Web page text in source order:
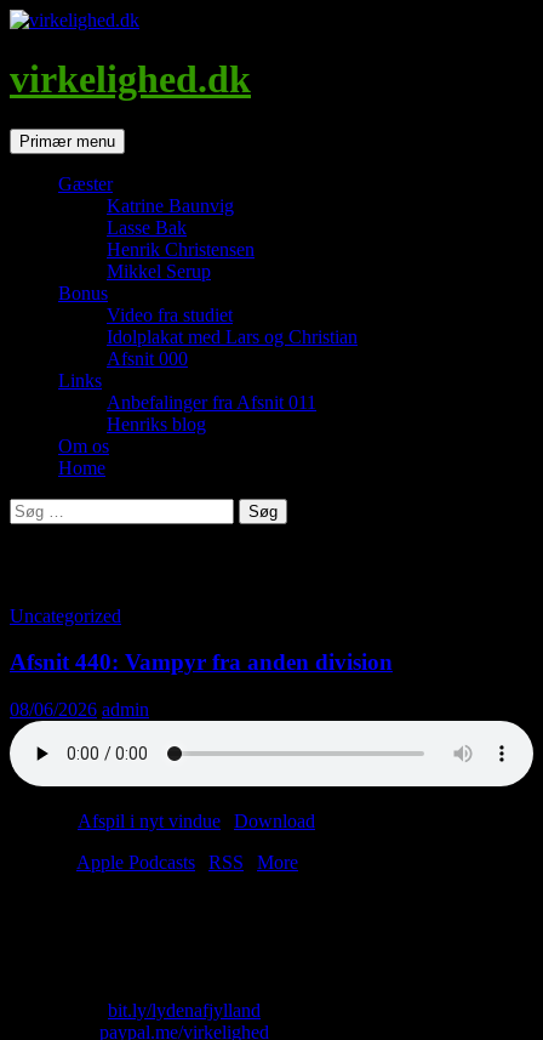
Hop
indhold
virkelighed.dk
SøgPrimær menu
Gæster
Katrine Baunvig
Lasse Bak
Henrik Christensen
Mikkel Serup
Bonus
Video fra studiet
Idolplakat med Lars og Christian
Afsnit 000
Links
Anbefalinger fra Afsnit 011
Henriks blog
Om os
Home
Søg
efter:
Uncategorized
Afsnit 440: Vampyr fra anden division
08/06/2026 admin
Afspil i nyt vindue Download
Apple Podcasts RSS
More
bit.ly/lydenafjylland
paypal.me/virkelighed